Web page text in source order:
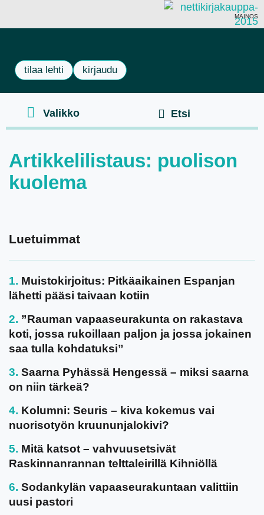
MAINOS
tilaa lehti kirjaudu
Artikkelilistaus: puolison
kuolema
Luetuimmat
Muistokirjoitus: Pitkäaikainen Espanjan
lähetti pääsi taivaan kotiin
”Rauman vapaaseurakunta on rakastava
koti, jossa rukoillaan paljon ja jossa jokainen
saa tulla kohdatuksi”
Saarna Pyhässä Hengessä – miksi saarna
on niin tärkeä?
Kolumni: Seuris – kiva kokemus vai
nuorisotyön kruununjalokivi?
Mitä katsot – vahvuusetsivät
Raskinnanrannan telttaleirillä Kihniöllä
Sodankylän vapaaseurakuntaan valittiin
uusi pastori